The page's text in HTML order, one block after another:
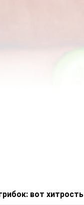
вот хитрость